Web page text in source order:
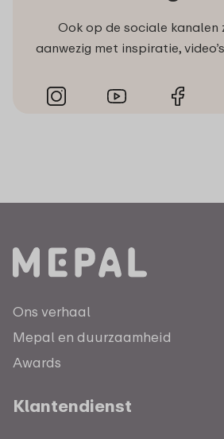
Ook op de sociale kanalen
aanwezig met inspiratie,
Ons verhaal
Mepal en duurzaamheid
Awards
Klantendienst